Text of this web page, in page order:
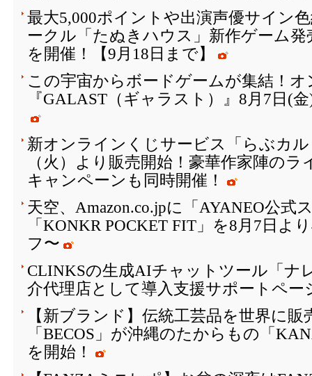
最大5,000ポイントや出演声優サイン
ークル「たぬきハウス」新作ゲーム
を開催！【9月18日まで】
この宇宙からボードゲームが集結！
『GALAST（ギャラスト）』8月7日(
新オンラインくじサービス「らぶカ
（火）より販売開始！豪華作家陣の
キャンペーンも同時開催！
天空、Amazon.co.jpに「AYANEO公式
「KONKR POCKET FIT」を8月7日よ
フ〜
CLINKSの生成AIチャットツール「ナ
介代理店として導入支援サポートペー
【新ブランド】伝統工芸品を世界に販
「BECOS」が沖縄のたからもの「
を開始！